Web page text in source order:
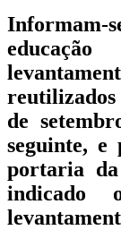
reutilizados
de
seguinte,
portaria da